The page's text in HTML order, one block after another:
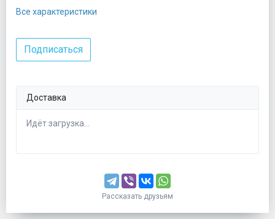
Все характеристики
Подписаться
Доставка
Идёт загрузка...
Рассказать друзьям